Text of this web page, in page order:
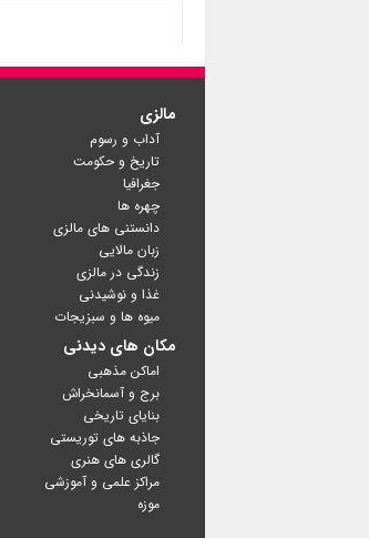
مالزی
آداب و رسوم
تاریخ و حکومت
جغرافیا
چهره ها
دانستنی های مالزی
زبان مالایی
زندگی در مالزی
غذا و نوشیدنی
میوه ها و سبزیجات
مکان های دیدنی
اماکن مذهبی
برج و آسمانخراش
بنایای تاریخی
جاذبه های توریستی
گالری های هنری
مراکز علمی و آموزشی
موزه